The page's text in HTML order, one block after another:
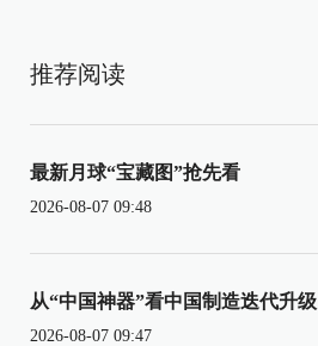
推荐阅读
最新月球“宝藏图”抢先看
2026-08-07 09:48
从“中国神器”看中国制造迭代升级
2026-08-07 09:47